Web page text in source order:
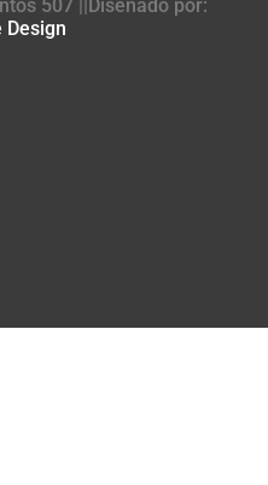
507 ||Diseñado por:
Design